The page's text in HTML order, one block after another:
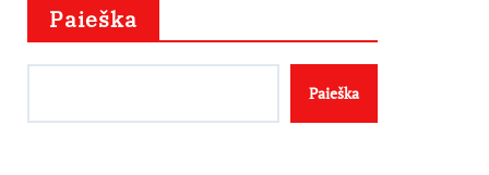
Paieška
Paieška